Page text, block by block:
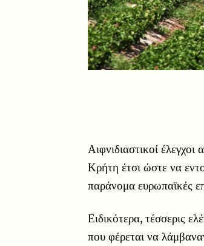
Αιφνιδιαστικοί
Κρήτη έτσι ώστε να
παράνομα ευρωπαϊκές
Ειδικότερα, τέσσερις
που φέρεται να